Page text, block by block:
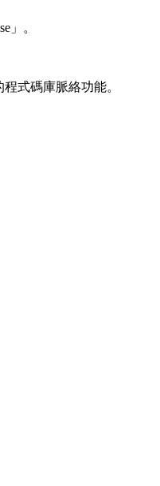
」。
式碼庫脈絡功能。